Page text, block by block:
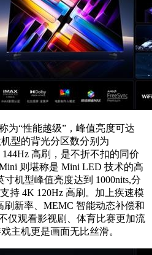
为“性能越级”，峰值亮度可达
机型的背光分区数分别为
144Hz 高刷，是不折不扣的同价
则堪称是 Mini LED 技术的高
机型峰值亮度达到 1000nits,分
持 4K 120Hz 高刷。加上疾速模
刷新率、MEMC 智能动态补偿和
仅观看影视剧、体育比赛更加流
主机更是画面无比丝滑。